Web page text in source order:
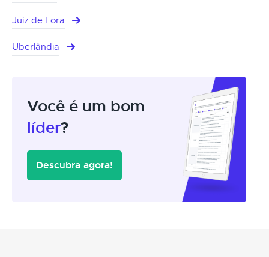
Juiz de Fora
Uberlândia
Você é um bom
líder?
Descubra agora!